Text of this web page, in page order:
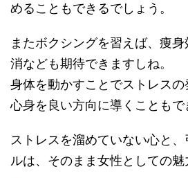
めることもできるでしょう。
またボクシングを習えば、痩
消なども期待できますしね。
身体を動かすことでストレスの
心身を良い方向に導くこともで
ストレスを溜めていない心と
ルは、そのまま女性としての魅